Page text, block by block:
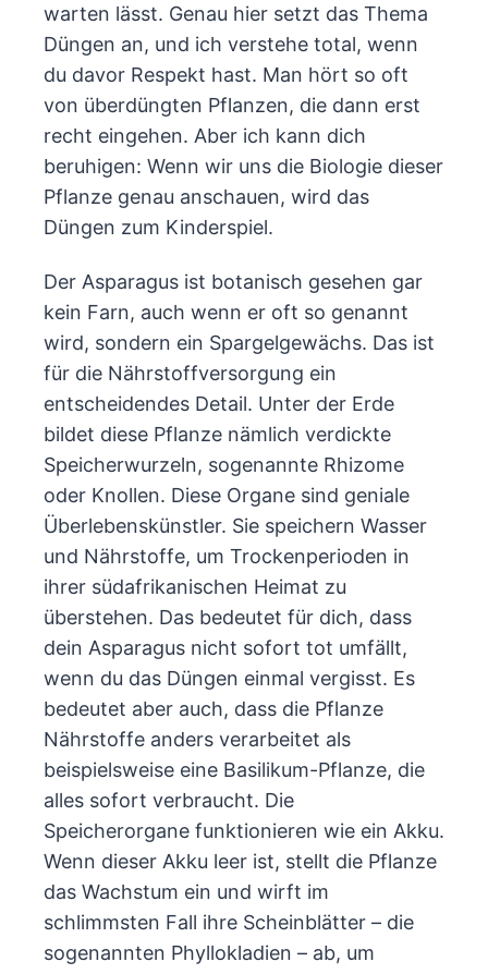
warten lässt. Genau hier setzt das Thema
Düngen an, und ich verstehe total, wenn
du davor Respekt hast. Man hört so oft
von überdüngten Pflanzen, die dann erst
recht eingehen. Aber ich kann dich
beruhigen: Wenn wir uns die Biologie dieser
Pflanze genau anschauen, wird das
Düngen zum Kinderspiel.
Der Asparagus ist botanisch gesehen gar
kein Farn, auch wenn er oft so genannt
wird, sondern ein Spargelgewächs. Das ist
für die Nährstoffversorgung ein
entscheidendes Detail. Unter der Erde
bildet diese Pflanze nämlich verdickte
Speicherwurzeln, sogenannte Rhizome
oder Knollen. Diese Organe sind geniale
Überlebenskünstler. Sie speichern Wasser
und Nährstoffe, um Trockenperioden in
ihrer südafrikanischen Heimat zu
überstehen. Das bedeutet für dich, dass
dein Asparagus nicht sofort tot umfällt,
wenn du das Düngen einmal vergisst. Es
bedeutet aber auch, dass die Pflanze
Nährstoffe anders verarbeitet als
beispielsweise eine Basilikum-Pflanze, die
alles sofort verbraucht. Die
Speicherorgane funktionieren wie ein Akku.
Wenn dieser Akku leer ist, stellt die Pflanze
das Wachstum ein und wirft im
schlimmsten Fall ihre Scheinblätter – die
sogenannten Phyllokladien – ab, um